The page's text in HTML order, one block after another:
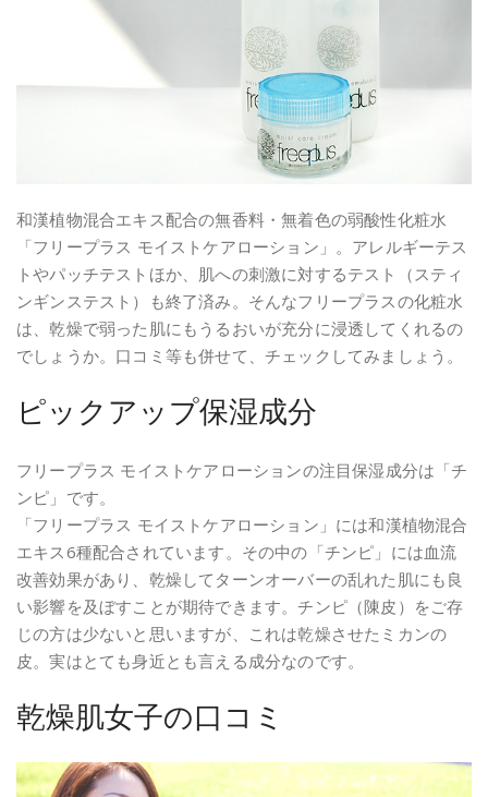
和漢植物混合エキス配合の無香料・無着色の弱酸性化粧水
「フリープラス モイストケアローション」。アレルギーテス
トやパッチテストほか、肌への刺激に対するテスト（スティ
ンギンステスト）も終了済み。そんなフリープラスの化粧水
は、乾燥で弱った肌にもうるおいが充分に浸透してくれるの
でしょうか。口コミ等も併せて、チェックしてみましょう。
ピックアップ保湿成分
フリープラス モイストケアローションの注目保湿成分は「チ
ンピ」です。
「フリープラス モイストケアローション」には和漢植物混合
エキス6種配合されています。その中の「チンピ」には血流
改善効果があり、乾燥してターンオーバーの乱れた肌にも良
い影響を及ぼすことが期待できます。チンピ（陳皮）をご存
じの方は少ないと思いますが、これは乾燥させたミカンの
皮。実はとても身近とも言える成分なのです。
乾燥肌女子の口コミ